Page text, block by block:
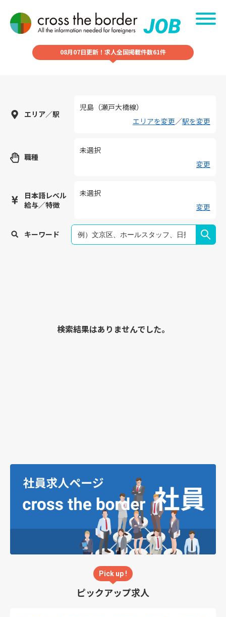
08月07日更新！求人全国掲載件数61件
エリア／駅
児島（瀬戸大橋線）
エリアを変更／駅を変更
職種
未選択
変更
日本語レベル
給与／特徴
未選択
変更
キーワード
検索結果はありませんでした。
Pick up !
ピックアップ求人